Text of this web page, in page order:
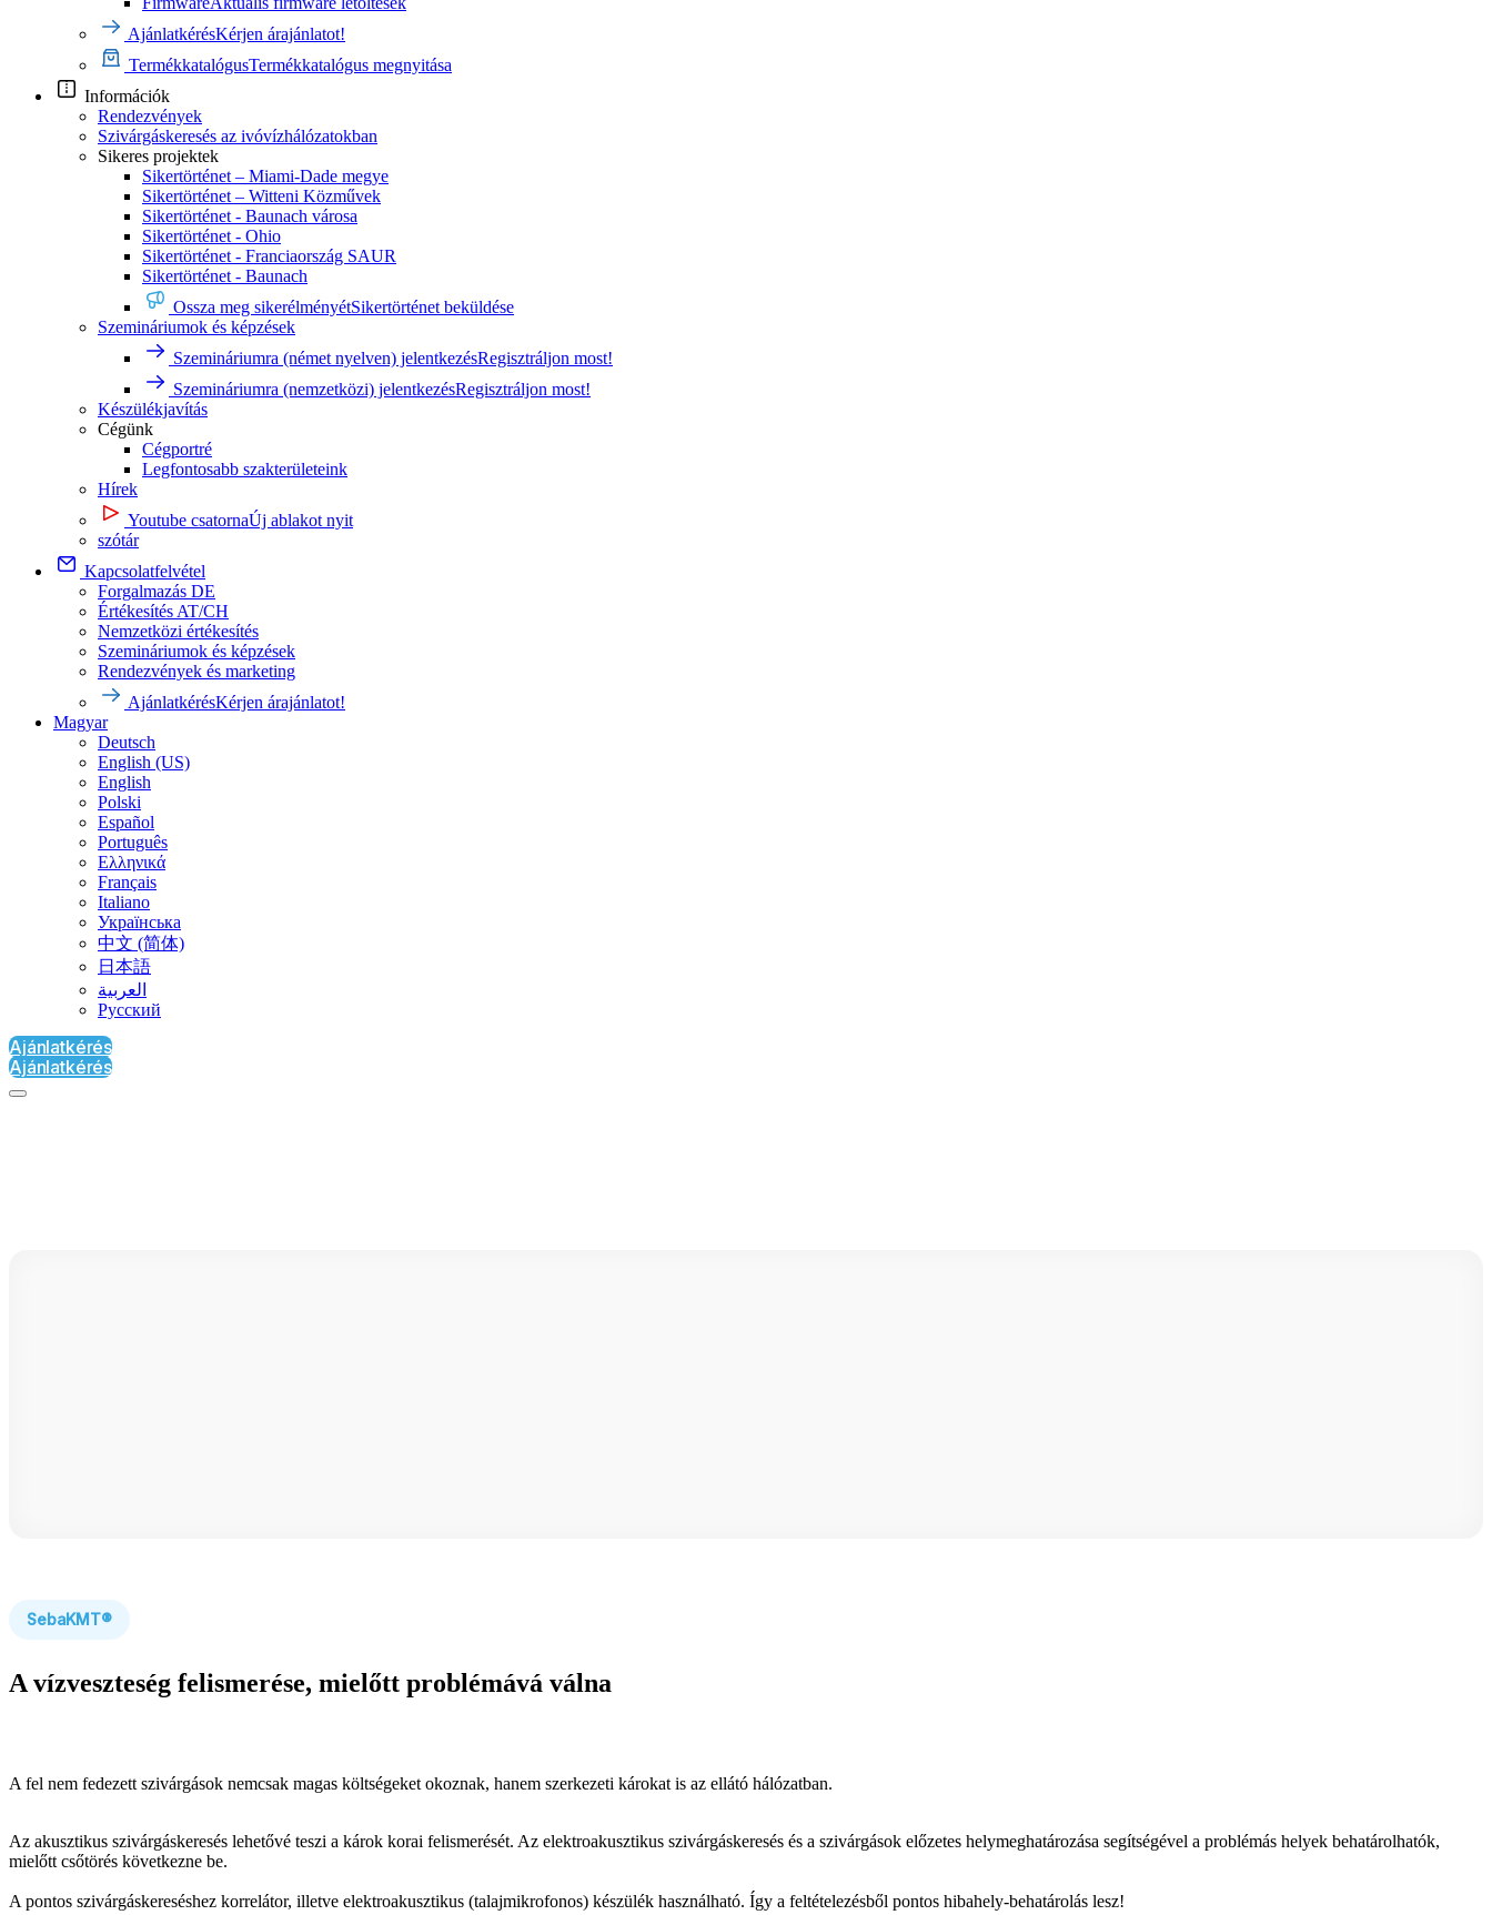
AjánlatkérésKérjen árajánlatot!
TermékkatalógusTermékkatalógus megnyitása
Információk
Rendezvények
Szivárgáskeresés az ivóvízhálózatokban
Sikeres projektek
Sikertörténet – Miami-Dade megye
Sikertörténet – Witteni Közművek
Sikertörténet - Baunach városa
Sikertörténet - Ohio
Sikertörténet - Franciaország SAUR
Sikertörténet - Baunach
Ossza meg sikerélményétSikertörténet beküldése
Szemináriumok és képzések
Szemináriumra (német nyelven) jelentkezésRegisztráljon most!
Szemináriumra (nemzetközi) jelentkezésRegisztráljon most!
Készülékjavítás
Cégünk
Cégportré
Legfontosabb szakterületeink
Hírek
Youtube csatornaÚj ablakot nyit
szótár
Kapcsolatfelvétel
Forgalmazás DE
Értékesítés AT/CH
Nemzetközi értékesítés
Szemináriumok és képzések
Rendezvények és marketing
AjánlatkérésKérjen árajánlatot!
Magyar
Deutsch
English (US)
English
Polski
Español
Português
Ελληνικά
Français
Italiano
Українська
中文 (简体)
日本語
العربية‏
Русский
Ajánlatkérés
Ajánlatkérés
SebaKMT®
A vízveszteség felismerése, mielőtt problémává válna
A fel nem fedezett szivárgások nemcsak magas költségeket okoznak, hanem szerkezeti károkat is az ellátó hálózatban.
Az akusztikus szivárgáskeresés lehetővé teszi a károk korai felismerését. Az elektroakusztikus szivárgáskeresés és a szivárgások előzetes helymeghatározása segítségével a problémás helyek behatárolhatók,
mielőtt csőtörés következne be.
A pontos szivárgáskereséshez korrelátor, illetve elektroakusztikus (talajmikrofonos) készülék használható. Így a feltételezésből pontos hibahely-behatárolás lesz!